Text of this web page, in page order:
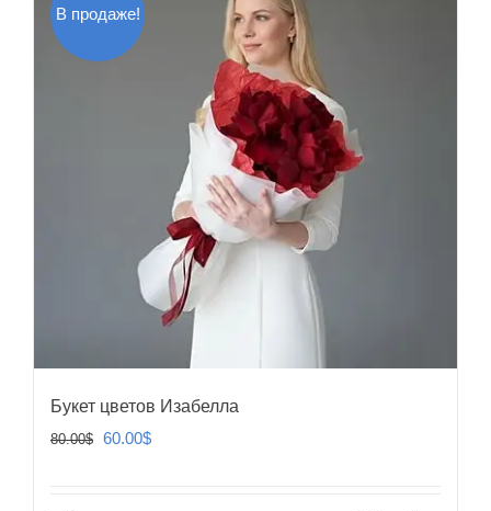
В продаже!
Букет цветов Изабелла
80.00$ Первоначальная
60.00$Текущая